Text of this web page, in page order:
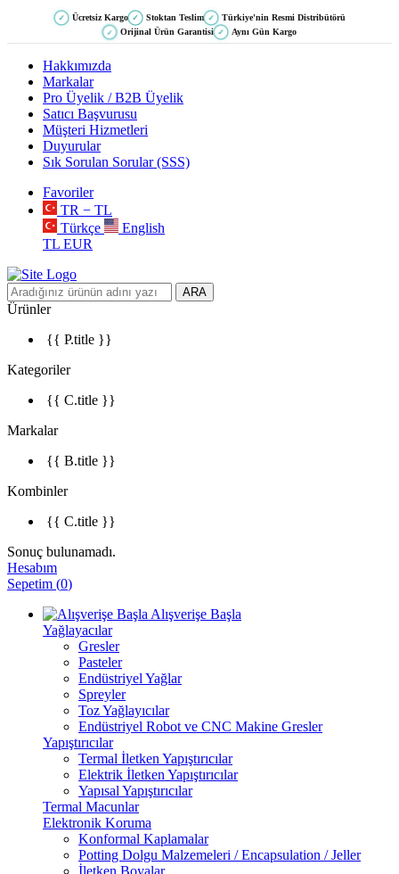
✓ Ücretsiz Kargo ✓ Stoktan Teslim ✓ Türkiye'nin Resmi Distribütörü
✓ Orijinal Ürün Garantisi ✓ Aynı Gün Kargo
Hakkımızda
Markalar
Pro Üyelik / B2B Üyelik
Satıcı Başvurusu
Müşteri Hizmetleri
Duyurular
Sık Sorulan Sorular (SSS)
Favoriler
TR − TL
Türkçe
English
TL EUR
ARA
Ürünler
{{ P.title }}
Kategoriler
{{ C.title }}
Markalar
{{ B.title }}
Kombinler
{{ C.title }}
Sonuç bulunamadı.
Hesabım
Sepetim (0)
Alışverişe Başla
Yağlayacılar
Gresler
Pasteler
Endüstriyel Yağlar
Spreyler
Toz Yağlayıcılar
Endüstriyel Robot ve CNC Makine Gresler
Yapıştırıcılar
Termal İletken Yapıştırıcılar
Elektrik İletken Yapıştırıcılar
Yapısal Yapıştırıcılar
Termal Macunlar
Elektronik Koruma
Konformal Kaplamalar
Potting Dolgu Malzemeleri / Encapsulation / Jeller
İletken Boyalar